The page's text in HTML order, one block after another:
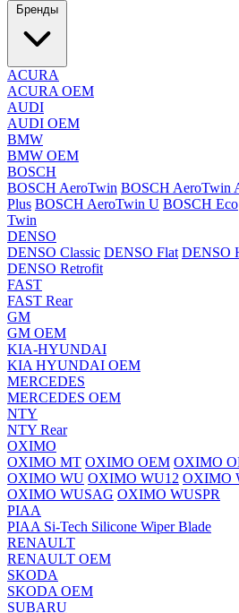
Бренды
ACURA
ACURA OEM
AUDI
AUDI OEM
BMW
BMW OEM
BOSCH
BOSCH AeroTwin BOSCH AeroTwin
Plus BOSCH AeroTwin U BOSCH Eco
Twin
DENSO
DENSO Classic DENSO Flat DENSO
DENSO Retrofit
FAST
FAST Rear
GM
GM OEM
KIA-HYUNDAI
KIA HYUNDAI OEM
MERCEDES
MERCEDES OEM
NTY
NTY Rear
OXIMO
OXIMO MT OXIMO OEM OXIMO
OXIMO WU OXIMO WU12 OXIMO
OXIMO WUSAG OXIMO WUSPR
PIAA
PIAA Si-Tech Silicone Wiper Blade
RENAULT
RENAULT OEM
SKODA
SKODA OEM
SUBARU